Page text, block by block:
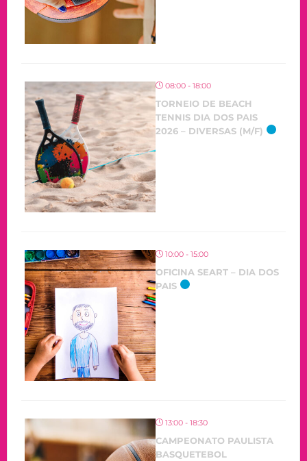
08:00 - 18:00
TORNEIO DE BEACH
TENNIS DIA DOS PAIS
2026 – DIVERSAS (M/F)
10:00 - 15:00
OFICINA SEART – DIA DOS
PAIS
13:00 - 18:30
CAMPEONATO PAULISTA
BASQUETEBOL